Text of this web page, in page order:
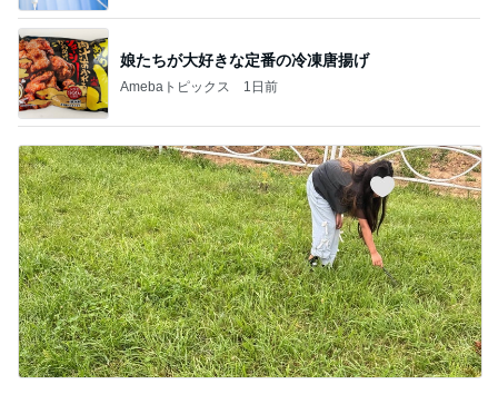
娘たちが大好きな定番の冷凍唐揚げ
Amebaトピックス 1日前